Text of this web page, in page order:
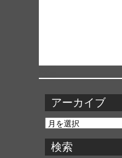
アーカイブ
ア
カ
イ
検索